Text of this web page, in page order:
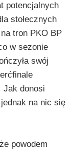
potencjalnych
stołecznych
tron PKO BP
w sezonie
swój
Jak donosi
na nic się
powodem